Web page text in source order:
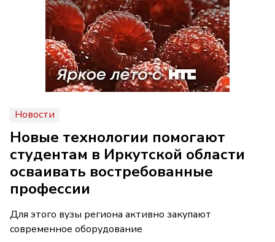
Новости
Новые технологии помогают
студентам в Иркутской области
осваивать востребованные
профессии
Для этого вузы региона активно закупают
современное оборудование